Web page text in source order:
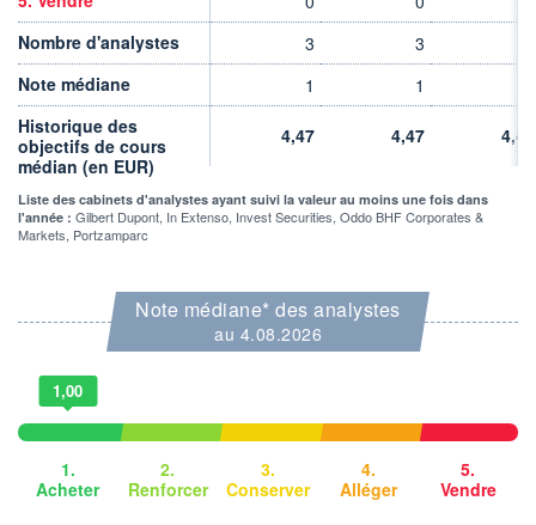
2 811 0,01%
VALORISATION
75 MEUR
DERNIER ÉCHANGE
07.08.26 / 10:22:37
LIMITE À LA
BAISSE
3,5000
LIMITE À LA
HAUSSE
3,8600
RENDEMENT
ESTIMÉ 2026
6,79% 24,53
DERNIER
PROCHAIN
DIVIDENDE
ÉLIGIBILITÉ
PEA
CTO BUSINESS
-
+ ALERTE + PORTEFEUILLE + LISTE
Nombre d'analystes
3 3
Note médiane
1 1
Historique des
objectifs de cours
médian (en EUR)
4,47 4,47 4,47
Liste des cabinets d'analystes ayant suivi la valeur au moins une fois dans
l'année : Gilbert Dupont, In Extenso, Invest Securities, Oddo BHF Corporates &
Markets, Portzamparc
Note médiane* des analystes
au 4.08.2026
1,00
1.
Acheter
2.
Renforcer
3.
Conserver
4.
Alléger
5.
Vendre